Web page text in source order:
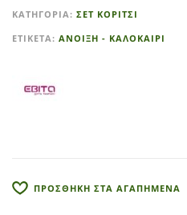
e
r
ΚΑΤΗΓΟΡΊΑ: ΣΕΤ ΚΟΡΙΤΣΙ
ΕΤΙΚΈΤΑ: ΑΝΟΙΞΗ - ΚΑΛΟΚΑΙΡΙ
ΠΡΟΣΘΗΚΗ ΣΤΑ ΑΓΑΠΗΜΕΝΑ